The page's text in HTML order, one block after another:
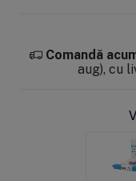
Comandă
aug), cu